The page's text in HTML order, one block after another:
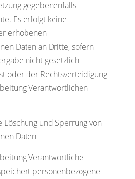
gegebenenfalls
Es erfolgt keine
erhobenen
Daten an Dritte, sofern
nicht gesetzlich
oder der Rechtsverteidigung
Verantwortlichen
Löschung und Sperrung von
Daten
Verantwortliche
personenbezogene